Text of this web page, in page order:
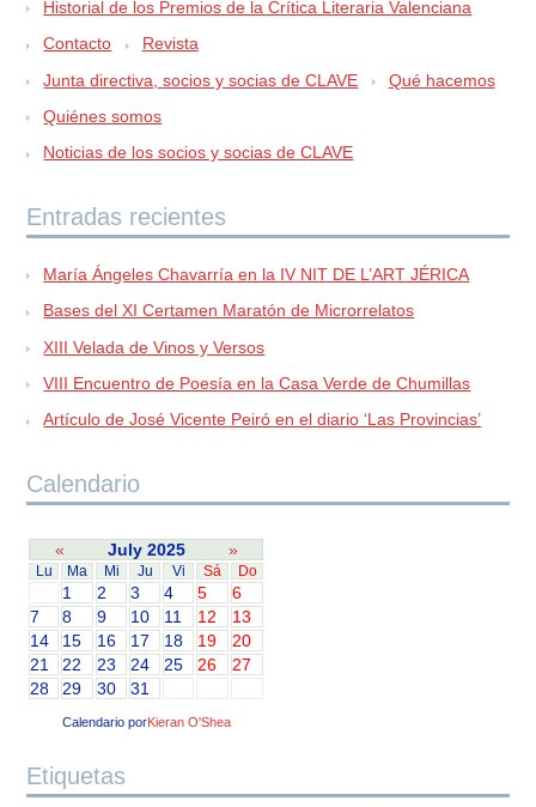
Historial de los Premios de la Crítica Literaria Valenciana
Contacto
Revista
Junta directiva, socios y socias de CLAVE
Qué hacemos
Quiénes somos
Noticias de los socios y socias de CLAVE
Entradas recientes
María Ángeles Chavarría en la IV NIT DE L’ART JÉRICA
Bases del XI Certamen Maratón de Microrrelatos
XIII Velada de Vinos y Versos
VIII Encuentro de Poesía en la Casa Verde de Chumillas
Artículo de José Vicente Peiró en el diario ‘Las Provincias’
Calendario
« July 2025 »
Lu Ma Mi Ju Vi Sá Do
1 2 3 4 5
6
7
8 9 10 11 12
13
14
15 16 17 18 19
20
21
22 23 24 25 26
27
28
29 30 31
Calendario porKieran O'Shea
Etiquetas